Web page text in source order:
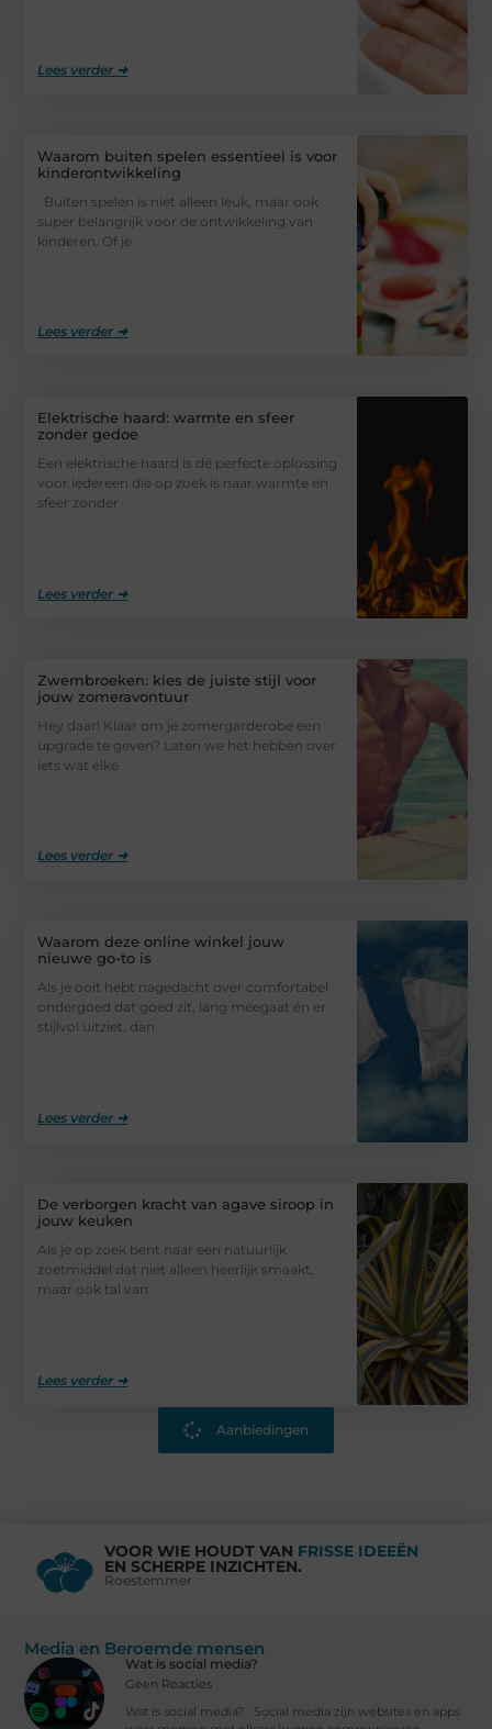
Lees verder ➜
Waarom buiten spelen essentieel is voor
kinderontwikkeling
Buiten spelen is niet alleen leuk, maar ook
super belangrijk voor de ontwikkeling van
kinderen. Of je
Lees verder ➜
Elektrische haard: warmte en sfeer
zonder gedoe
Een elektrische haard is dé perfecte oplossing
voor iedereen die op zoek is naar warmte en
sfeer zonder
Lees verder ➜
Zwembroeken: kies de juiste stijl voor
jouw zomeravontuur
Hey daar! Klaar om je zomergarderobe een
upgrade te geven? Laten we het hebben over
iets wat elke
Lees verder ➜
Waarom deze online winkel jouw
nieuwe go-to is
Als je ooit hebt nagedacht over comfortabel
ondergoed dat goed zit, lang meegaat én er
stijlvol uitziet, dan
Lees verder ➜
De verborgen kracht van agave siroop in
jouw keuken
Als je op zoek bent naar een natuurlijk
zoetmiddel dat niet alleen heerlijk smaakt,
maar ook tal van
Lees verder ➜
Aanbiedingen
VOOR WIE HOUDT VAN FRISSE IDEEËN
EN SCHERPE INZICHTEN.
Roestemmer
Media en Beroemde mensen
Wat is social media?
Geen Reacties
Wat is social media? Social media zijn websites en apps